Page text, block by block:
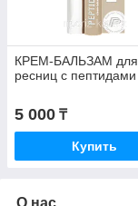
КРЕМ-БАЛЬЗАМ для
ресниц с пептидами
5 000 ₸
Купить